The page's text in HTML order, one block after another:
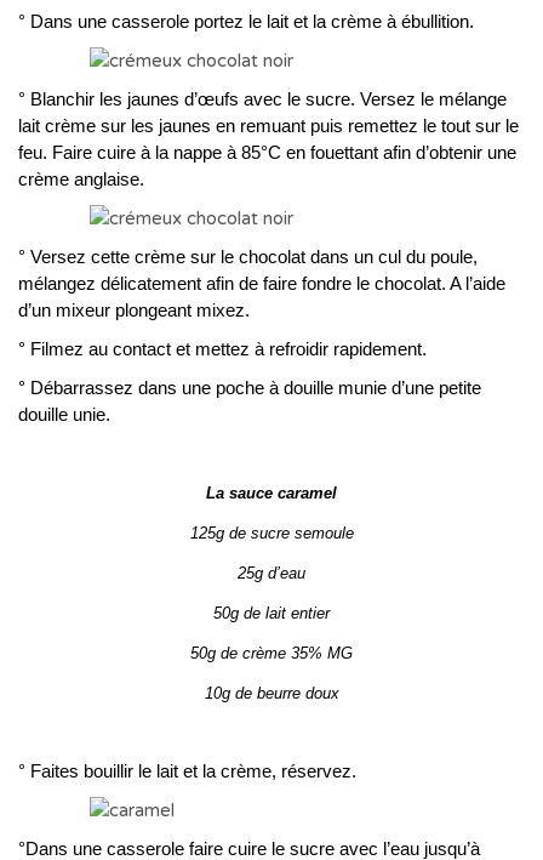
° Dans une casserole portez le lait et la crème à ébullition.
° Blanchir les jaunes d’œufs avec le sucre. Versez le mélange
lait crème sur les jaunes en remuant puis remettez le tout sur le
feu. Faire cuire à la nappe à 85°C en fouettant afin d’obtenir une
crème anglaise.
° Versez cette crème sur le chocolat dans un cul du poule,
mélangez délicatement afin de faire fondre le chocolat. A l’aide
d’un mixeur plongeant mixez.
° Filmez au contact et mettez à refroidir rapidement.
° Débarrassez dans une poche à douille munie d’une petite
douille unie.
La sauce caramel
125g de sucre semoule
25g d’eau
50g de lait entier
50g de crème 35% MG
10g de beurre doux
° Faites bouillir le lait et la crème, réservez.
°Dans une casserole faire cuire le sucre avec l’eau jusqu’à